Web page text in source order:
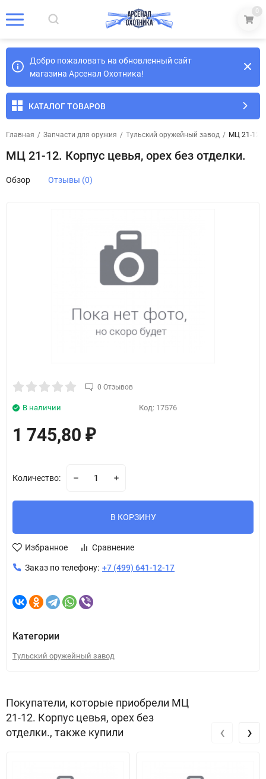
0
Добро пожаловать на обновленный сайт
магазина Арсенал Охотника!
КАТАЛОГ ТОВАРОВ
Главная / Запчасти для оружия / Тульский оружейный завод / МЦ 21-12.
МЦ 21-12. Корпус цевья, орех без отделки.
Обзор Отзывы (0)
0 Отзывов
Код: 17576
В наличии
1 745,80 ₽
Количество:
В КОРЗИНУ
Избранное Сравнение
Заказ по телефону: +7 (499) 641-12-17
Категории
Тульский оружейный завод
Покупатели, которые приобрели МЦ
21-12. Корпус цевья, орех без
отделки., также купили
‹ ›